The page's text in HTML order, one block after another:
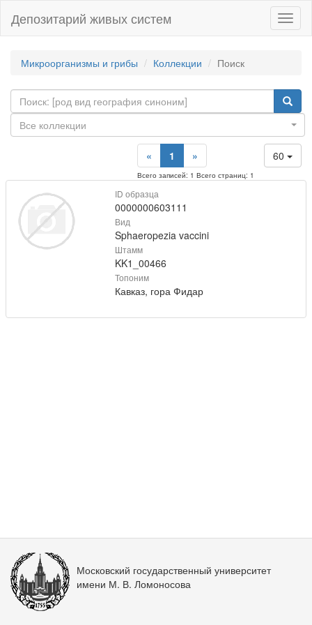
Депозитарий живых систем
Микроорганизмы и грибы Коллекции Поиск
Все коллекции
60
« 1 »
Всего записей: 1 Всего страниц: 1
ID образца
0000000603111
Вид
Sphaeropezia vaccini
Штамм
KK1_00466
Топоним
Кавказ, гора Фидар
Московский государственный университет
имени М. В. Ломоносова